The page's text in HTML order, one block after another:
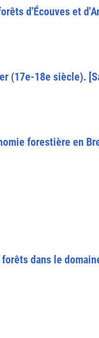
d'Écouves et
(17e-18e siècle).
forestière en
dans le